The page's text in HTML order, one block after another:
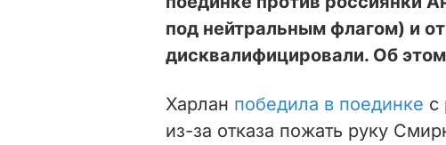
под нейтральным флагом) и
дисквалифицировали. Об
Харлан победила в поединке с
из-за отказа пожать руку